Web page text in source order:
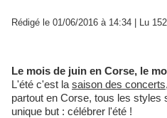
Rédigé le 01/06/2016 à 14:34 | Lu
Le mois de juin en Corse, le
L'été c'est la saison des concerts
partout en Corse, tous les styles
unique but : célébrer l'été !